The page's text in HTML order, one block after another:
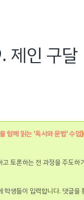
제인 구달
함께 읽는 '독서와 문법' 수업
토론하는 전 과정을 주도
학생들이 입력합니다. 댓글